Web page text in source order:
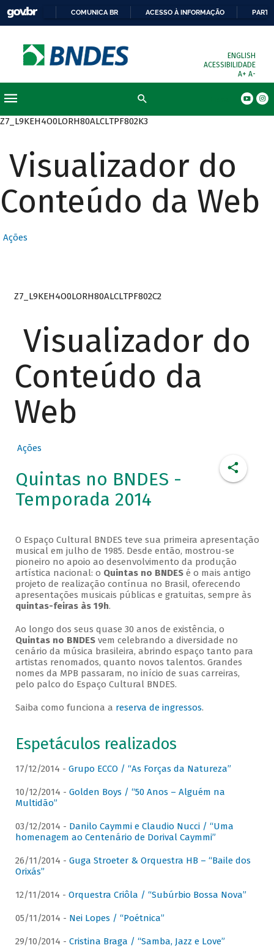
COMUNICA BR ACESSO À INFORMAÇÃO
ENGLISH
ACESSIBILIDADE
A+ A-
Z7_L9KEH4O0LORH80ALCLTPF802K3
Visualizador do
Conteúdo da Web
Ações
Z7_L9KEH4O0LORH80ALCLTPF802C2
Visualizador do
Conteúdo da
Web
Ações
Quintas no BNDES -
Temporada 2014
O Espaço Cultural BNDES teve sua primeira apresentação
musical em julho de 1985. Desde então, mostrou-se
pioneiro no apoio ao desenvolvimento da produção
artística nacional: o Quintas no BNDESé o mais antigo
projeto de realização contínua no Brasil, oferecendo
apresentações musicais públicas e gratuitas, sempre às
quintas-feiras às 19h.
Ao longo dos seus quase 30 anos de existência, o
Quintas no BNDESvem celebrando a diversidade no
cenário da música brasileira, abrindo espaço tanto para
artistas renomados, quanto novos talentos. Grandes
nomes da MPB passaram, no início de suas carreiras,
pelo palco do Espaço Cultural BNDES.
Saiba como funciona a reserva de ingressos.
Espetáculos realizados
17/12/2014 - Grupo ECCO / “As Forças da Natureza”
10/12/2014 - Golden Boys / “50 Anos – Alguém na
Multidão”
03/12/2014 - Danilo Caymmi e Claudio Nucci / “Uma
homenagem ao Centenário de Dorival Caymmi”
26/11/2014 - Guga Stroeter & Orquestra HB – “Baile dos
Orixás”
12/11/2014 - Orquestra Criôla / “Subúrbio Bossa Nova”
05/11/2014 - Nei Lopes / “Poétnica”
29/10/2014 - Cristina Braga / “Samba, Jazz e Love”